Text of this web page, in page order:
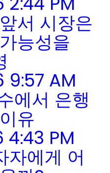
서 시장은
능성을
9:57 AM
에서 은행
유
PM
자에게 어